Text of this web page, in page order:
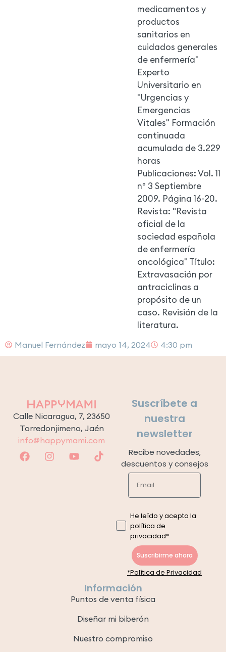
medicamentos y
productos
sanitarios en
cuidados generales
de enfermería"
Experto
Universitario en
"Urgencias y
Emergencias
Vitales" Formación
continuada
acumulada de 3.229
horas
Publicaciones: Vol. 11
nº 3 Septiembre
2009. Página 16-20.
Revista: "Revista
oficial de la
sociedad española
de enfermería
oncológica" Título:
Extravasación por
antraciclinas a
propósito de un
caso. Revisión de la
literatura.
Manuel Fernández mayo 14, 2024 4:30 pm
Calle Nicaragua, 7, 23650
Torredonjimeno, Jaén
info@happymami.com
Suscríbete a
nuestra
newsletter
Recibe novedades,
descuentos y consejos
He leído y acepto la
política de
privacidad*
Suscribirme ahora
*Política de Privacidad
Información
Puntos de venta física
Diseñar mi biberón
Nuestro compromiso